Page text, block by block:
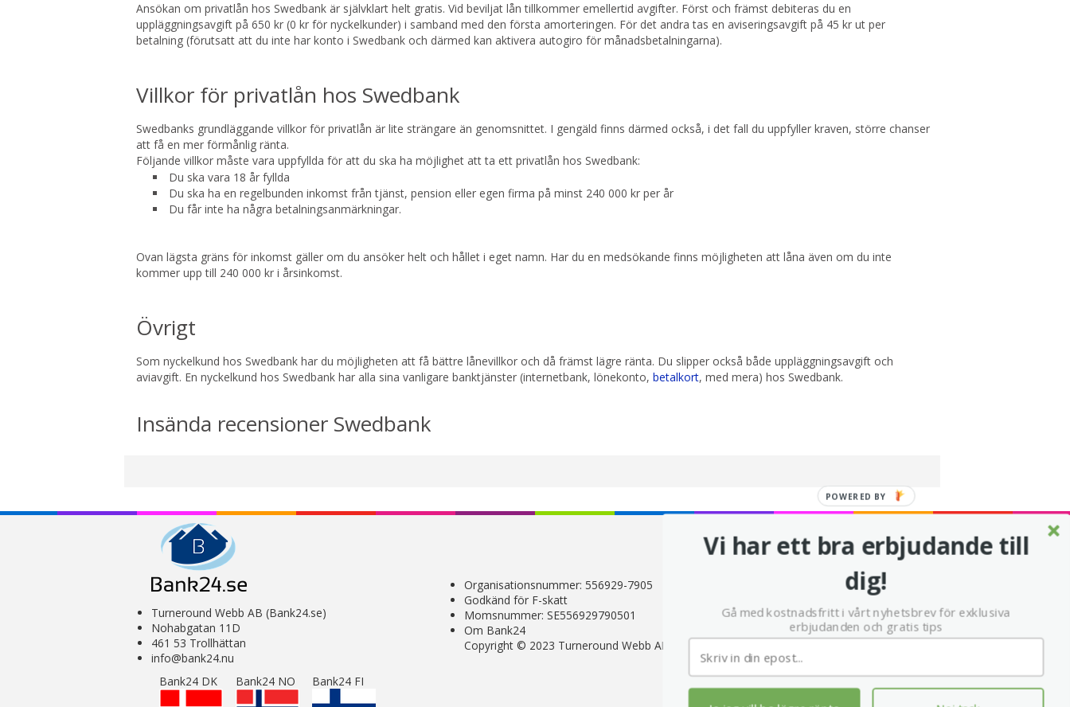
Ansökan om privatlån hos Swedbank är självklart helt gratis. Vid beviljat lån tillkommer emellertid avgifter. Först och främst debiteras du en
uppläggningsavgift på 650 kr (0 kr för nyckelkunder) i samband med den första amorteringen. För det andra tas en aviseringsavgift på 45 kr ut per
betalning (förutsatt att du inte har konto i Swedbank och därmed kan aktivera autogiro för månadsbetalningarna).
Villkor för privatlån hos Swedbank
Swedbanks grundläggande villkor för privatlån är lite strängare än genomsnittet. I gengäld finns därmed också, i det fall du uppfyller kraven, större chanser
att få en mer förmånlig ränta.
Följande villkor måste vara uppfyllda för att du ska ha möjlighet att ta ett privatlån hos Swedbank:
Du ska vara 18 år fyllda
Du ska ha en regelbunden inkomst från tjänst, pension eller egen firma på minst 240 000 kr per år
Du får inte ha några betalningsanmärkningar.
Ovan lägsta gräns för inkomst gäller om du ansöker helt och hållet i eget namn. Har du en medsökande finns möjligheten att låna även om du inte
kommer upp till 240 000 kr i årsinkomst.
Övrigt
Som nyckelkund hos Swedbank har du möjligheten att få bättre lånevillkor och då främst lägre ränta. Du slipper också både uppläggningsavgift och
aviavgift. En nyckelkund hos Swedbank har alla sina vanligare banktjänster (internetbank, lönekonto, betalkort, med mera) hos Swedbank.
Insända recensioner Swedbank
Turneround Webb AB (Bank24.se)
Nohabgatan 11D
461 53 Trollhättan
info@bank24.nu
Bank24 DK
Bank24 NO Bank24 FI
Organisationsnummer: 556929-7905
Godkänd för F-skatt
Momsnummer: SE556929790501
Om Bank24
Copyright © 2023 Turneround Webb AB
Sekretess - användaravtal för
Vi har ett bra erbjudande till
dig!
Gå med kostnadsfritt i vårt nyhetsbrev för exklusiva
erbjudanden och gratis tips
POWERED
BY